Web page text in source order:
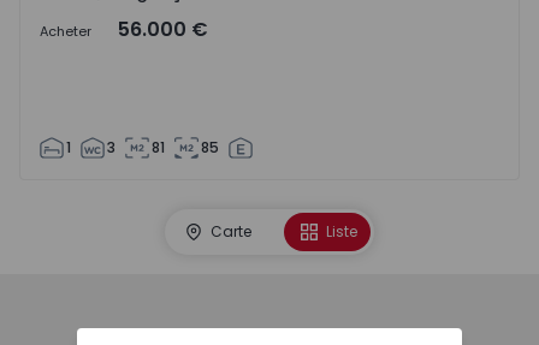
Acheter 56.000 €
1 3 81 85
Carte Liste